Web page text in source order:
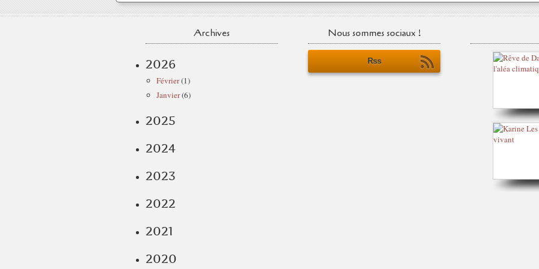
Archives
2026
Février(1)
Janvier(6)
2025
2024
2023
2022
2021
2020
Nous sommes sociaux !
Rss